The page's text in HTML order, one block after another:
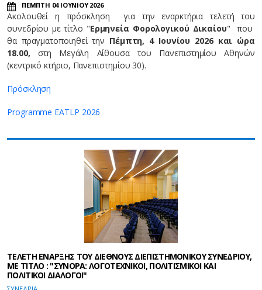
ΠΕΜΠΤΗ 04 ΙΟΥΝΙΟΥ 2026
Ακολουθεί η πρόσκληση για την εναρκτήρια τελετή του
συνεδρίου με τίτλο "Ερμηνεία Φορολογικού Δικαίου" που
θα πραγματοποιηθεί την Πέμπτη, 4 Ιουνίου 2026 και ώρα
18.00, στη Μεγάλη Αίθουσα του Πανεπιστημίου Αθηνών
(κεντρικό κτήριο, Πανεπιστημίου 30).
Πρόσκληση
Programme EATLP 2026
ΤΕΛΕΤΗ ΕΝΑΡΞΗΣ ΤΟΥ ΔΙΕΘΝΟΥΣ ΔΙΕΠΙΣΤΗΜΟΝΙΚΟΥ ΣΥΝΕΔΡΙΟΥ,
ΜΕ ΤΙΤΛΟ : "ΣΥΝΟΡΑ: ΛΟΓΟΤΕΧΝΙΚΟΙ, ΠΟΛΙΤΙΣΜΙΚΟΙ ΚΑΙ
ΠΟΛΙΤΙΚΟΙ ΔΙΑΛΟΓΟΙ"